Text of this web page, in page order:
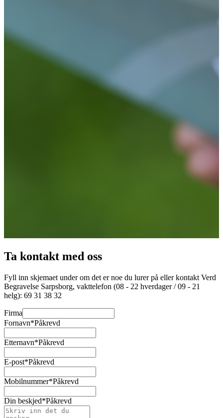
Ta kontakt med oss
Fyll inn skjemaet under om det er noe du lurer på eller kontakt Verd
Begravelse Sarpsborg, vakttelefon (08 - 22 hverdager / 09 - 21
helg): 69 31 38 32
Firma
Fornavn*Påkrevd
Etternavn*Påkrevd
E-post*Påkrevd
Mobilnummer*Påkrevd
Din beskjed*Påkrevd